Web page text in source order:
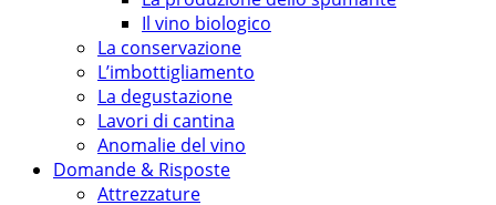
Il vino biologico
La conservazione
L’imbottigliamento
La degustazione
Lavori di cantina
Anomalie del vino
Domande & Risposte
Attrezzature